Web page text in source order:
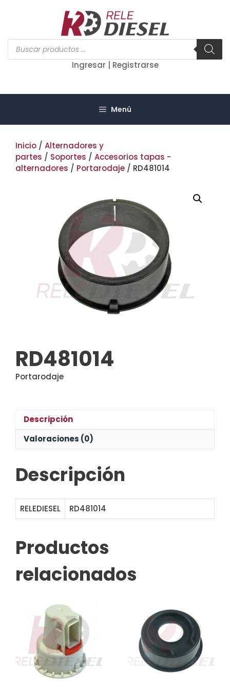
Búsqueda
de
productos
Ingresar | Registrarse
Menú
Inicio / Alternadores y
partes / Soportes / Accesorios tapas -
alternadores / Portarodaje / RD481014
RD481014
Portarodaje
Descripción
Valoraciones (0)
Descripción
RELEDIESEL RD481014
Productos
relacionados